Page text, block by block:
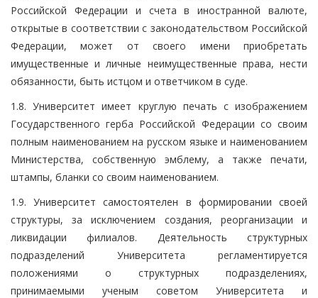
Российской Федерации и счета в иностранной валюте,
открытые в соответствии с законодательством Российской
Федерации, может от своего имени приобретать
имущественные и личные неимущественные права, нести
обязанности, быть истцом и ответчиком в суде.
1.8. Университет имеет круглую печать с изображением
Государственного герба Российской Федерации со своим
полным наименованием на русском языке и наименованием
Министерства, собственную эмблему, а также печати,
штампы, бланки со своим наименованием.
1.9. Университет самостоятелен в формировании своей
структуры, за исключением создания, реорганизации и
ликвидации филиалов. Деятельность структурных
подразделений Университета регламентируется
положениями о структурных подразделениях,
принимаемыми ученым советом Университета и